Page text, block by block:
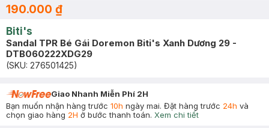
190.000 ₫
Biti's
Sandal TPR Bé Gái Doremon Biti's Xanh Dương 29 -
DTB060222XDG29
(SKU: 276501425)
Giao Nhanh Miễn Phí 2H
Bạn muốn nhận hàng trước 10h ngày mai. Đặt hàng trước 24h và
chọn giao hàng 2H ở bước thanh toán. Xem chi tiết